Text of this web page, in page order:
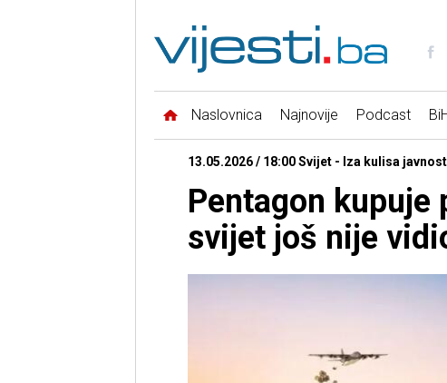
Naslovnica Najnovije Podcast BiH
13.05.2026 / 18:00 Svijet - Iza kulisa
Pentagon kupuje
svijet još nije